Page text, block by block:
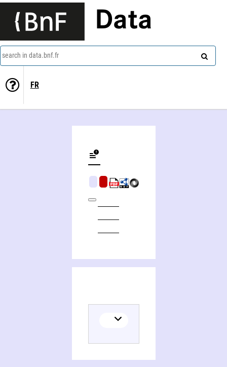
Data
search in data.bnf.fr
FR